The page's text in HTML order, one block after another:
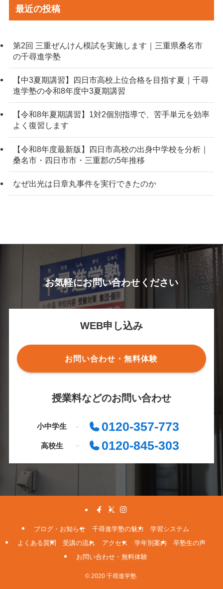
最近の投稿
第2回 三重ぜんけん模試を実施します｜三重県桑名市
の千尋進学塾
【中3夏期講習】四日市高校上位合格を目指す夏｜千尋
進学塾の令和8年度中3夏期講習
【令和8年夏期講習】1対2個別指導で、苦手単元を効率
よく復習します
【令和8年度最新版】四日市高校の出身中学校を分析｜
桑名市・四日市市・三重郡の5年推移
なぜ出光は日章丸事件を実行できたのか
お気軽にお問い合わせください
WEB申し込み
お問い合わせ・無料体験
授業料などのお問い合わせ
小中学生 0120-357-773
高校生 0120-845-303
ブログ・お知らせ 千尋進学塾の魅力
学習システム
よくある質問
受講の流れ アクセス 学年別案内
卒塾生の声
お問い合わせ・無料体験
© 2020 千尋進学塾.